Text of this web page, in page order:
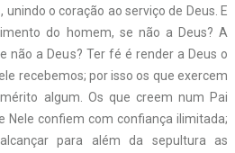
o coração ao serviço de Deus. E
do homem, se não a Deus? A
não a Deus? Ter fé é render a Deus o
recebemos; por isso os que exercem
algum. Os que creem num Pai
Nele confiem com confiança ilimitada;
para além da sepultura as